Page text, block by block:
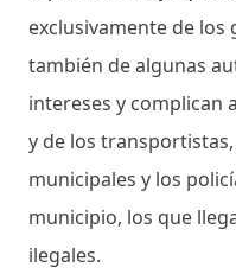
exclusivamente de
también de algunas
intereses y complican
y de los
municipales y los
municipio, los que
ilegales.